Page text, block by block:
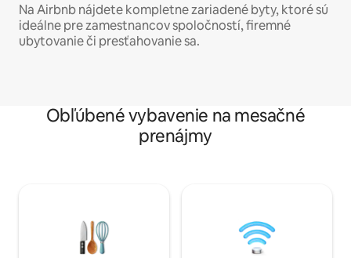
Na Airbnb nájdete kompletne zariadené byty, ktoré sú
ideálne pre zamestnancov spoločností, firemné
ubytovanie či presťahovanie sa.
Obľúbené vybavenie na mesačné
prenájmy